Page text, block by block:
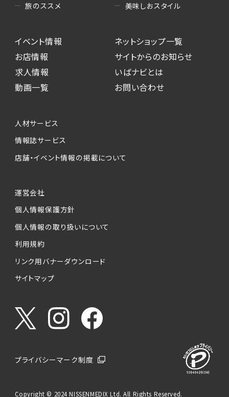
旅のススメ
美味しおスタイル
イベント情報
お店情報
求人情報
動画一覧
ネットショップ一覧
サイトからのお知らせ
いばナビとは
お問い合わせ
人材サービス
情報誌サービス
店舗・イベント情報の掲載について
運営会社
個人情報保護方針
個人情報の取り扱いについて
利用規約
リンク用バナーダウンロード
サイトマップ
プライバシーマーク制度
Copyright © 2024 NISSENMEDIX Ltd. All Rights Reserved.